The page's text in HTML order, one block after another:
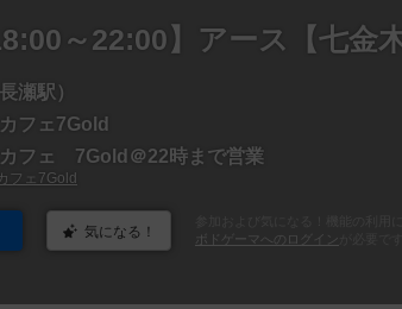
～22:00】アース【七金
瀬駅）
フェ7Gold
フェ 7Gold＠22時まで営業
フェ7Gold
気になる！
ボドゲーマへのログイン